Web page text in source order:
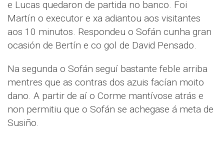
e Lucas quedaron de partida no banco. Foi
Martín o executor e xa adiantou aos visitantes
aos 10 minutos. Respondeu o Sofán cunha gran
ocasión de Bertín e co gol de David Pensado.
Na segunda o Sofán seguí bastante feble arriba
mentres que as contras dos azuis facían moito
dano. A partir de aí o Corme mantívose atrás e
non permitiu que o Sofán se achegase á meta de
Susiño.